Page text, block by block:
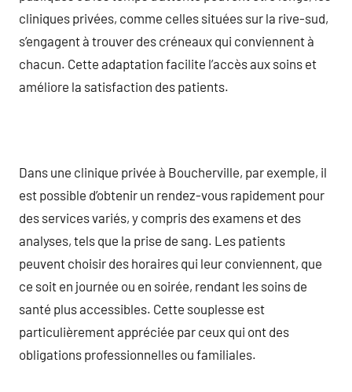
cliniques privées, comme celles situées sur la rive-sud,
s’engagent à trouver des créneaux qui conviennent à
chacun. Cette adaptation facilite l’accès aux soins et
améliore la satisfaction des patients.
Dans une clinique privée à Boucherville, par exemple, il
est possible d’obtenir un rendez-vous rapidement pour
des services variés, y compris des examens et des
analyses, tels que la prise de sang. Les patients
peuvent choisir des horaires qui leur conviennent, que
ce soit en journée ou en soirée, rendant les soins de
santé plus accessibles. Cette souplesse est
particulièrement appréciée par ceux qui ont des
obligations professionnelles ou familiales.